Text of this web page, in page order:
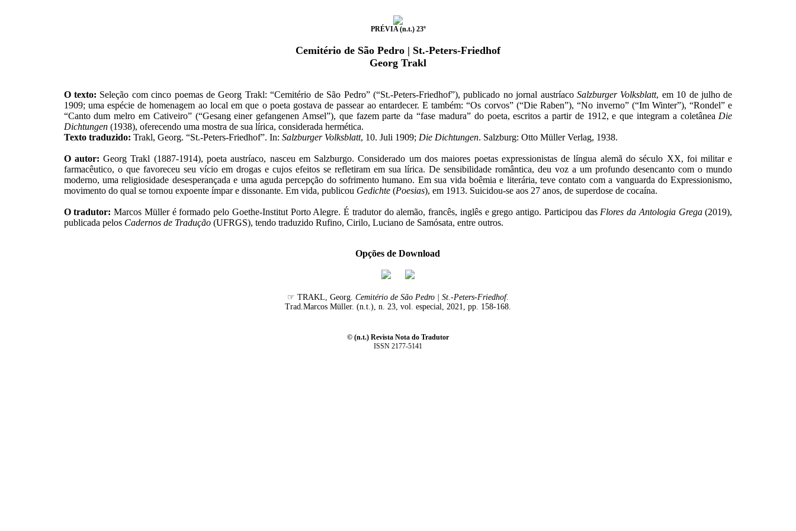
PRÉVIA (n.t.) 23º
Cemitério de São Pedro | St.-Peters-Friedhof
Georg Trakl
O texto: Seleção com cinco poemas de Georg Trakl: “Cemitério de São Pedro” (“St.-Peters-Friedhof”), publicado no jornal austríaco Salzburger Volksblatt, em 10 de julho de
1909; uma espécie de homenagem ao local em que o poeta gostava de passear ao entardecer. E também: “Os corvos” (“Die Raben”), “No inverno” (“Im Winter”), “Rondel” e
“Canto dum melro em Cativeiro” (“Gesang einer gefangenen Amsel”), que fazem parte da “fase madura” do poeta, escritos a partir de 1912, e que integram a coletânea Die
Dichtungen(1938), oferecendo uma mostra de sua lírica, considerada hermética.
Texto traduzido: Trakl, Georg. “St.-Peters-Friedhof”. In: Salzburger Volksblatt, 10. Juli 1909; Die Dichtungen. Salzburg: Otto Müller Verlag, 1938.
O autor: Georg Trakl (1887-1914), poeta austríaco, nasceu em Salzburgo. Considerado um dos maiores poetas expressionistas de língua alemã do século XX, foi militar e
farmacêutico, o que favoreceu seu vício em drogas e cujos efeitos se refletiram em sua lírica. De sensibilidade romântica, deu voz a um profundo desencanto com o mundo
moderno, uma religiosidade desesperançada e uma aguda percepção do sofrimento humano. Em sua vida boêmia e literária, teve contato com a vanguarda do Expressionismo,
movimento do qual se tornou expoente ímpar e dissonante. Em vida, publicou Gedichte(Poesias), em 1913. Suicidou-se aos 27 anos, de superdose de cocaína.
O tradutor: Marcos Müller é formado pelo Goethe-Institut Porto Alegre. É tradutor do alemão, francês, inglês e grego antigo. Participou das Flores da Antologia Grega(2019),
publicada pelos Cadernos de Tradução(UFRGS), tendo traduzido Rufino, Cirilo, Luciano de Samósata, entre outros.
Opções de Download
☞ TRAKL, Georg. Cemitério de São Pedro | St.-Peters-Friedhof.
Trad.Marcos Müller. (n.t.), n. 23, vol. especial, 2021, pp. 158-168.
© (n.t.) Revista Nota do Tradutor
ISSN 2177-5141